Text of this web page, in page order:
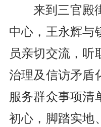
来到三官殿
中心，王永辉与
员亲切交流，听
治理及信访矛盾
服务群众事项清
初心，脚踏实地